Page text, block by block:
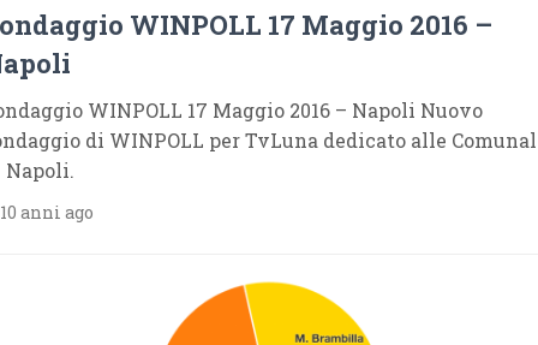
WINPOLL 17 Maggio 2016 –
WINPOLL 17 Maggio 2016 – Napoli Nuovo
di WINPOLL per TvLuna dedicato alle
Napoli.
anni ago